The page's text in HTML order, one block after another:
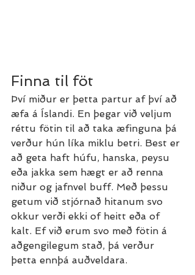
Finna til föt
Því miður er þetta partur af því að
æfa á Íslandi. En þegar við veljum
réttu fötin til að taka æfinguna þá
verður hún líka miklu betri. Best er
að geta haft húfu, hanska, peysu
eða jakka sem hægt er að renna
niður og jafnvel buff. Með þessu
getum við stjórnað hitanum svo
okkur verði ekki of heitt eða of
kalt. Ef við erum svo með fötin á
aðgengilegum stað, þá verður
þetta ennþá auðveldara.